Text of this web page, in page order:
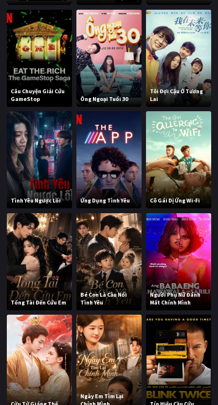
Câu Chuyện Giải Cứu
GameStop
Ông Ngoại Tuổi 30
Tôi Đợi Cậu Ở Tương
Lai
Tình Yêu Ngược Lối Ứng Dụng Tình Yêu Cô Gái Dị Ứng Wi-Fi
Tổng Tài Đến Cứu Em
Bé Con Là Cầu Nối
Tình Yêu
Người Phụ Nữ Đánh
Mất Chính Mình
Ngày Em Tìm Lại